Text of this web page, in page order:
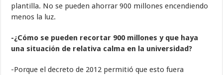
plantilla. No se pueden ahorrar 900 millones encendiendo
menos la luz.
-¿Cómo se pueden recortar 900 millones y que haya
una situación de relativa calma en la universidad?
-Porque el decreto de 2012 permitió que esto fuera